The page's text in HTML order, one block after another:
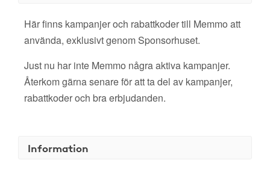
Här finns kampanjer och rabattkoder till Memmo att
använda, exklusivt genom Sponsorhuset.
Just nu har inte Memmo några aktiva kampanjer.
Återkom gärna senare för att ta del av kampanjer,
rabattkoder och bra erbjudanden.
Information